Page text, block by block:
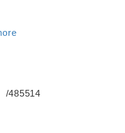
/485514